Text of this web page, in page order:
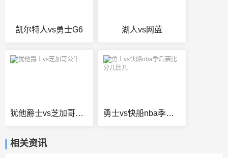
凯尔特人vs勇士G6 湖人vs网蓝
犹他爵士vs芝加哥公牛 勇士vs快船nba季后赛比分几比几
相关资讯